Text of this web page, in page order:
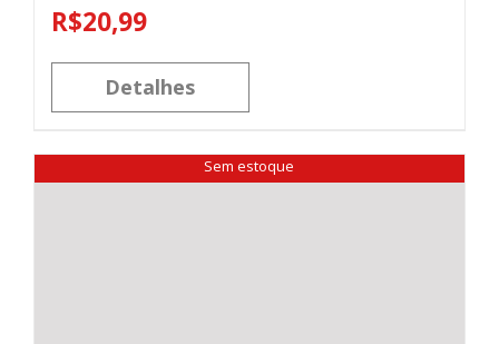
R$20,99
Detalhes
Sem estoque